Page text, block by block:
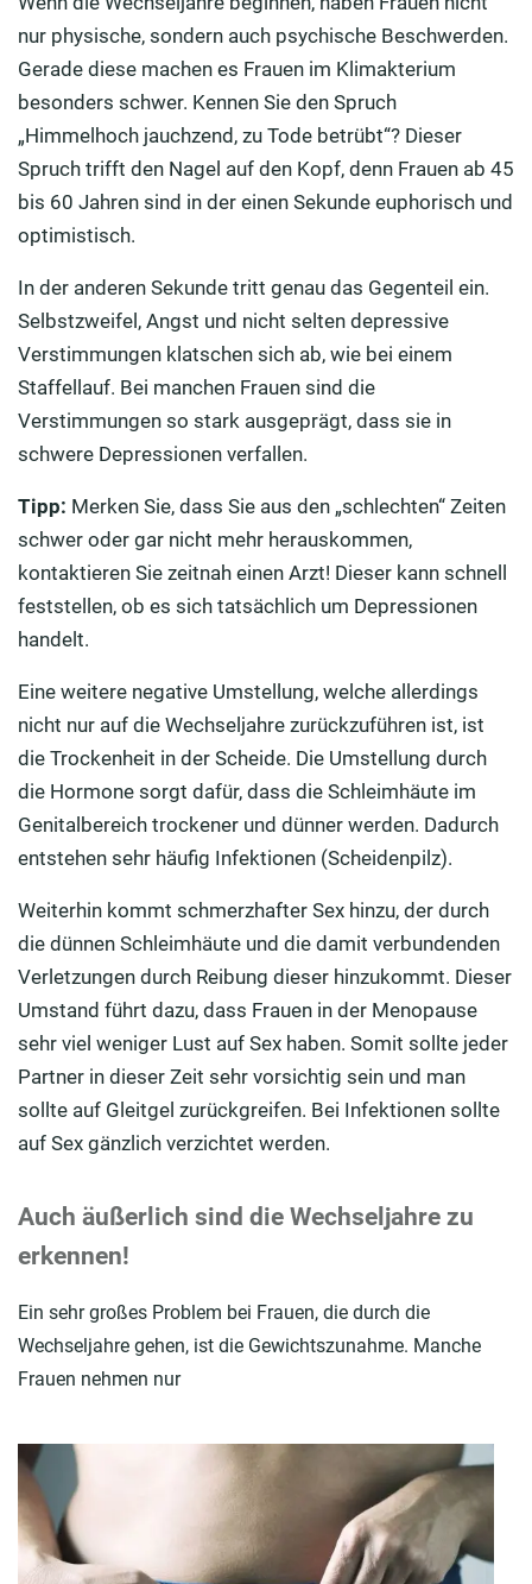
nur physische, sondern auch psychische Beschwerden.
Gerade diese machen es Frauen im Klimakterium
besonders schwer. Kennen Sie den Spruch
„Himmelhoch jauchzend, zu Tode betrübt“? Dieser
Spruch trifft den Nagel auf den Kopf, denn Frauen ab 45
bis 60 Jahren sind in der einen Sekunde euphorisch und
optimistisch.
In der anderen Sekunde tritt genau das Gegenteil ein.
Selbstzweifel, Angst und nicht selten depressive
Verstimmungen klatschen sich ab, wie bei einem
Staffellauf. Bei manchen Frauen sind die
Verstimmungen so stark ausgeprägt, dass sie in
schwere Depressionen verfallen.
Tipp: Merken Sie, dass Sie aus den „schlechten“ Zeiten
schwer oder gar nicht mehr herauskommen,
kontaktieren Sie zeitnah einen Arzt! Dieser kann schnell
feststellen, ob es sich tatsächlich um Depressionen
handelt.
Eine weitere negative Umstellung, welche allerdings
nicht nur auf die Wechseljahre zurückzuführen ist, ist
die Trockenheit in der Scheide. Die Umstellung durch
die Hormone sorgt dafür, dass die Schleimhäute im
Genitalbereich trockener und dünner werden. Dadurch
entstehen sehr häufig Infektionen (Scheidenpilz).
Weiterhin kommt schmerzhafter Sex hinzu, der durch
die dünnen Schleimhäute und die damit verbundenden
Verletzungen durch Reibung dieser hinzukommt. Dieser
Umstand führt dazu, dass Frauen in der Menopause
sehr viel weniger Lust auf Sex haben. Somit sollte jeder
Partner in dieser Zeit sehr vorsichtig sein und man
sollte auf Gleitgel zurückgreifen. Bei Infektionen sollte
auf Sex gänzlich verzichtet werden.
Auch äußerlich sind die Wechseljahre zu
erkennen!
Ein sehr großes Problem bei Frauen, die durch die
Wechseljahre gehen, ist die Gewichtszunahme. Manche
Frauen nehmen nur